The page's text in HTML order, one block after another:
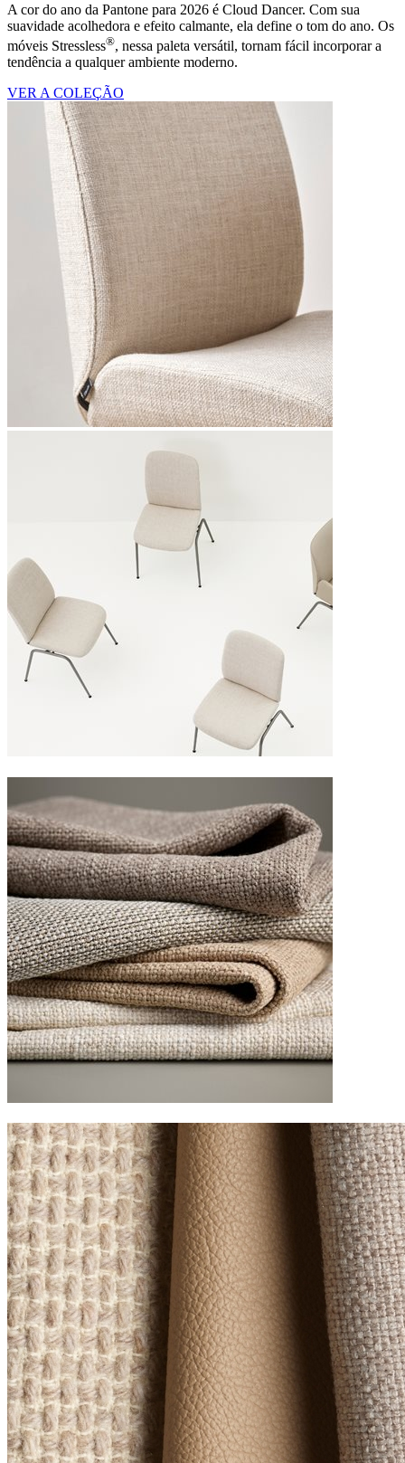
A cor do ano da Pantone para 2026 é Cloud Dancer. Com sua
suavidade acolhedora e efeito calmante, ela define o tom do ano. Os
móveis Stressless®, nessa paleta versátil, tornam fácil incorporar a
tendência a qualquer ambiente moderno.
VER A COLEÇÃO